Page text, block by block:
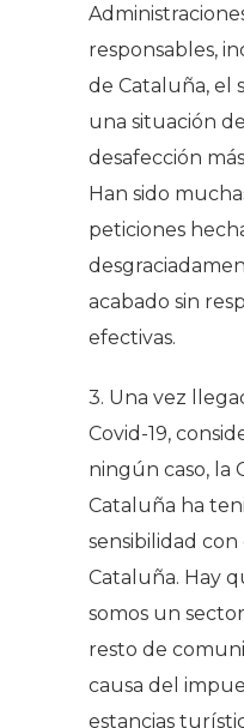
responsables,
de Cataluña, el
una situación
desafección
Han sido
peticiones
acabado sin
efectivas.
3. Una vez
Covid-19,
ningún caso, la
Cataluña ha
sensibilidad
Cataluña. Hay
somos un
resto de
causa del
estancias